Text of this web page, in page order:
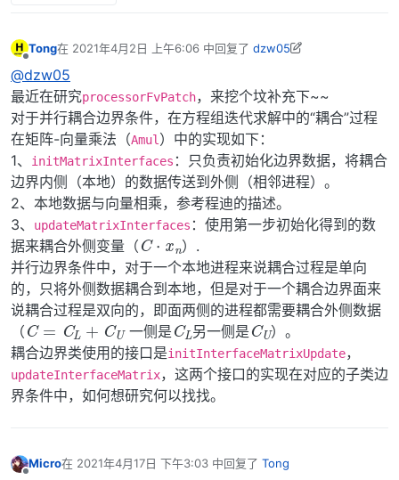
Tong在 2021年4月2日 上午6:06 中回复了 dzw05
最后由 Tong 编辑2021年4月2日 下午2:07
@dzw05
最近在研究processorFvPatch，来挖个坟补充下~~
对于并行耦合边界条件，在方程组迭代求解中的“耦合”过程
在矩阵-向量乘法（Amul）中的实现如下：
1、
initMatrixInterfaces ：只负责初始化边界数据，将耦合
边界内侧（本地）的数据传送到外侧（相邻进程）。
2、本地数据与向量相乘，参考程迪的描述。
3、
updateMatrixInterfaces ：使用第一步初始化得到的数
据来耦合外侧变量（
C⋅xn
）.
并行边界条件中，对于一个本地进程来说耦合过程是单向
的，只将外侧数据耦合到本地，但是对于一个耦合边界面来
说耦合过程是双向的，即面两侧的进程都需要耦合外侧数据
（
C=CL+CU
一侧是
C
L
另一侧是
C
U
）。
耦合边界类使用的接口是initInterfaceMatrixUpdate，
updateInterfaceMatrix，这两个接口的实现在对应的子类边
界条件中，如何想研究何以找找。
Micro在 2021年4月17日 下午3:03 中回复了 Tong
最后由 编辑